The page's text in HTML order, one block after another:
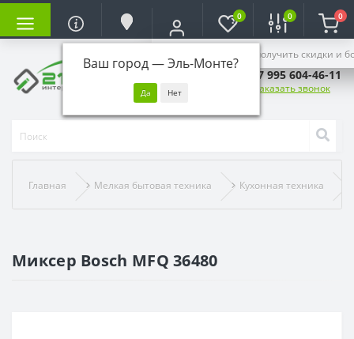
Ваш город —Эль-Монте?
Войдите, чтобы получить скидки и
0 0 0
+7 995 604-46-11
Заказать звонок
Главная Мелкая бытовая техника Кухонная техника
Миксер Bosch MFQ 36480